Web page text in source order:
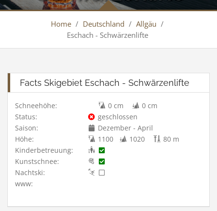
Home / Deutschland / Allgäu /
Eschach - Schwärzenlifte
Facts Skigebiet Eschach - Schwärzenlifte
Schneehöhe: 0 cm
0 cm
Status:
geschlossen
Saison:
Dezember - April
Höhe:
1100 1020
80 m
Kinderbetreuung:
Kunstschnee:
Nachtski:
www: